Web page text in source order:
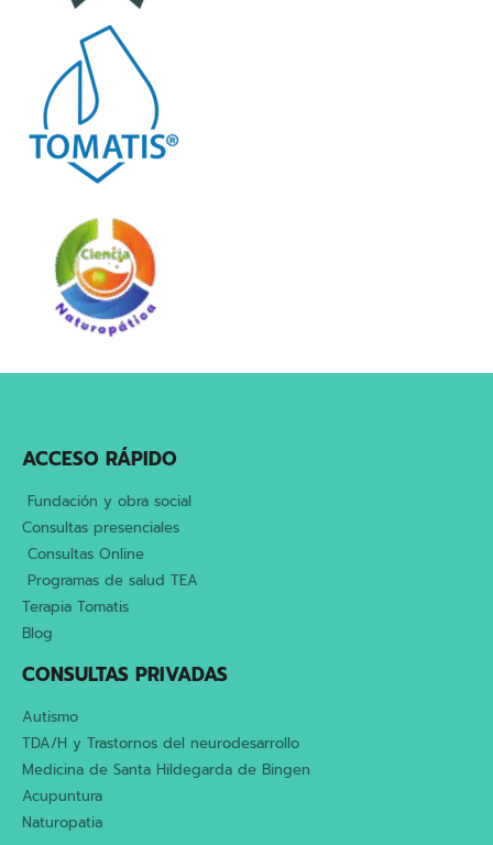
ACCESO RÁPIDO
Fundación y obra social
Consultas presenciales
Consultas Online
Programas de salud TEA
Terapia Tomatis
Blog
CONSULTAS PRIVADAS
Autismo
TDA/H y Trastornos del neurodesarrollo
Medicina de Santa Hildegarda de Bingen
Acupuntura
Naturopatia